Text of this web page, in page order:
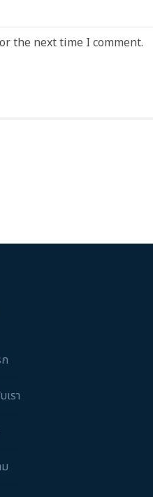
the next time I comment.
เรา